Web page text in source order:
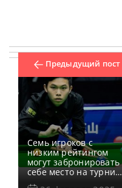
Предыдущий пост
Семь игроков с
низким рейтингом
могут забронировать
себе место на турнире
Players Championship